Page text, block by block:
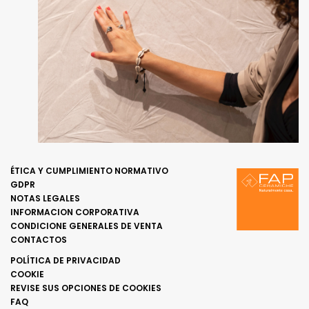
ÉTICA Y CUMPLIMIENTO NORMATIVO
GDPR
NOTAS LEGALES
INFORMACION CORPORATIVA
CONDICIONE GENERALES DE VENTA
CONTACTOS
POLÍTICA DE PRIVACIDAD
COOKIE
REVISE SUS OPCIONES DE COOKIES
FAQ